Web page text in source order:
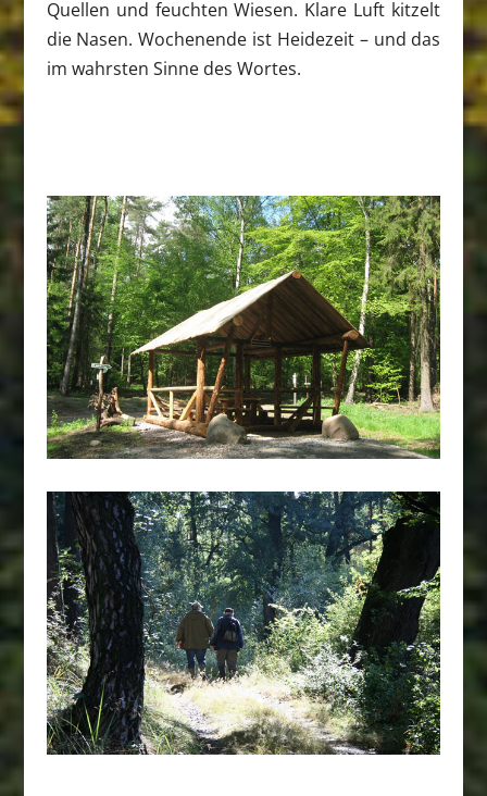
Quellen und feuchten Wiesen. Klare Luft kitzelt
die Nasen. Wochenende ist Heidezeit – und das
im wahrsten Sinne des Wortes.